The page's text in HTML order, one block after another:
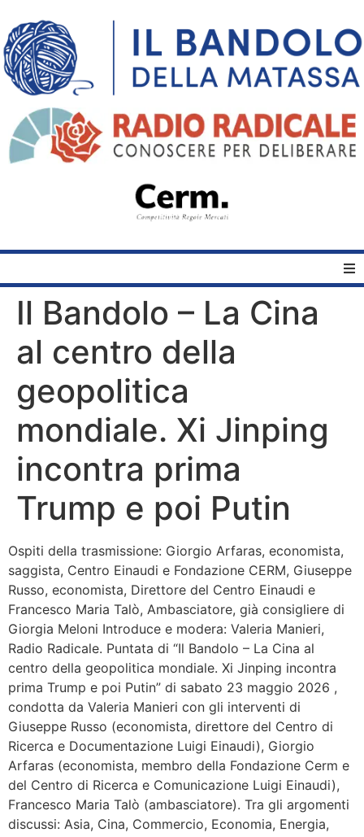
Home
Quelli del Bandolo
Connessioni
Fondazione CERM
Fondazione CERM – Idee
Il Bandolo – La Cina
al centro della
geopolitica
mondiale. Xi Jinping
incontra prima
Trump e poi Putin
Ospiti della trasmissione: Giorgio Arfaras, economista,
saggista, Centro Einaudi e Fondazione CERM, Giuseppe
Russo, economista, Direttore del Centro Einaudi e
Francesco Maria Talò, Ambasciatore, già consigliere di
Giorgia Meloni Introduce e modera: Valeria Manieri,
Radio Radicale. Puntata di “Il Bandolo – La Cina al
centro della geopolitica mondiale. Xi Jinping incontra
prima Trump e poi Putin” di sabato 23 maggio 2026 ,
condotta da Valeria Manieri con gli interventi di
Giuseppe Russo (economista, direttore del Centro di
Ricerca e Documentazione Luigi Einaudi), Giorgio
Arfaras (economista, membro della Fondazione Cerm e
del Centro di Ricerca e Comunicazione Luigi Einaudi),
Francesco Maria Talò (ambasciatore). Tra gli argomenti
discussi: Asia, Cina, Commercio, Economia, Energia,